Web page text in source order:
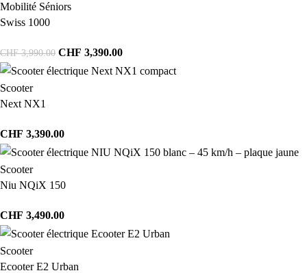
Mobilité Séniors
Swiss 1000
CHF3,990.00 CHF 3,390.00
Scooter
Next NX1
CHF 3,390.00
Scooter
Niu NQiX 150
CHF 3,490.00
Scooter
Ecooter E2 Urban